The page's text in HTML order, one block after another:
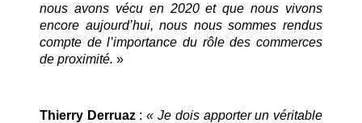
nous avons vécu en 2020 et que nous vivons
encore aujourd’hui, nous nous sommes rendus
compte de l’importance du rôle des commerces
de proximité. »
Thierry Derruaz: « Je dois apporter un véritable